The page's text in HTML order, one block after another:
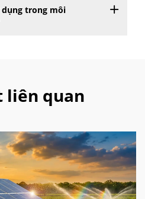
trong môi
liên quan